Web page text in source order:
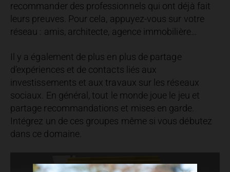
recommander des professionnels qui ont déjà fait
leurs preuves. Pour cela, appuyez-vous sur votre
réseau : amis, architecte, agence immobilière…
Il y a également de plus en plus de partage
d’expériences et de contacts liés aux
investissements et aux travaux sur les réseaux
sociaux. En général, tout le monde joue le jeu et
partage recommandations et mises en garde.
Intégrez un de ces groupes même si vous débutez
dans ce domaine.